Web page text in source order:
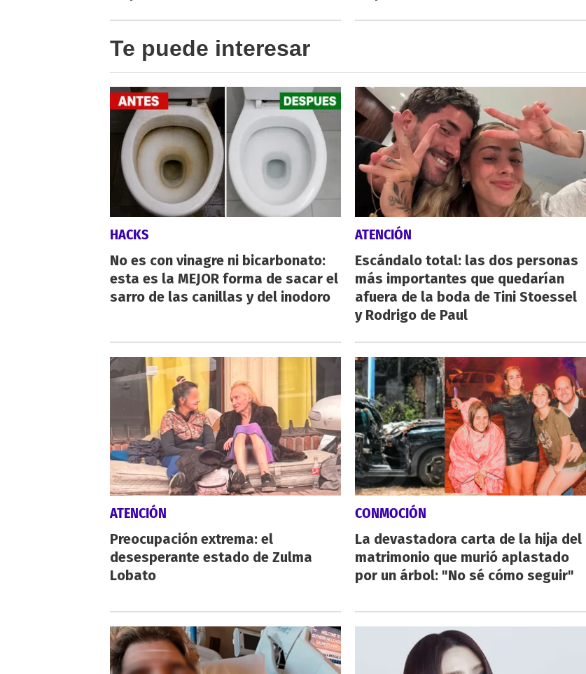
Te puede interesar
HACKS
No es con vinagre ni bicarbonato:
esta es la MEJOR forma de sacar el
sarro de las canillas y del inodoro
ATENCIÓN
Escándalo total: las dos personas
más importantes que quedarían
afuera de la boda de Tini Stoessel
y Rodrigo de Paul
ATENCIÓN
Preocupación extrema: el
desesperante estado de Zulma
Lobato
CONMOCIÓN
La devastadora carta de la hija del
matrimonio que murió aplastado
por un árbol: "No sé cómo seguir"